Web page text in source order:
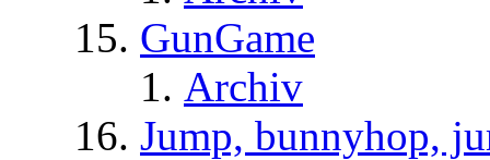
GunGame
Archiv
Jump, bunnyhop,